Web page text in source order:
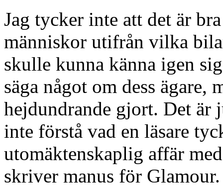
Jag tycker inte att det är
människor utifrån vilka
skulle kunna känna igen
säga något om dess ägare,
hejdundrande gjort. Det är
inte förstå vad en läsare
utomäktenskaplig affär
skriver manus för Glamour.